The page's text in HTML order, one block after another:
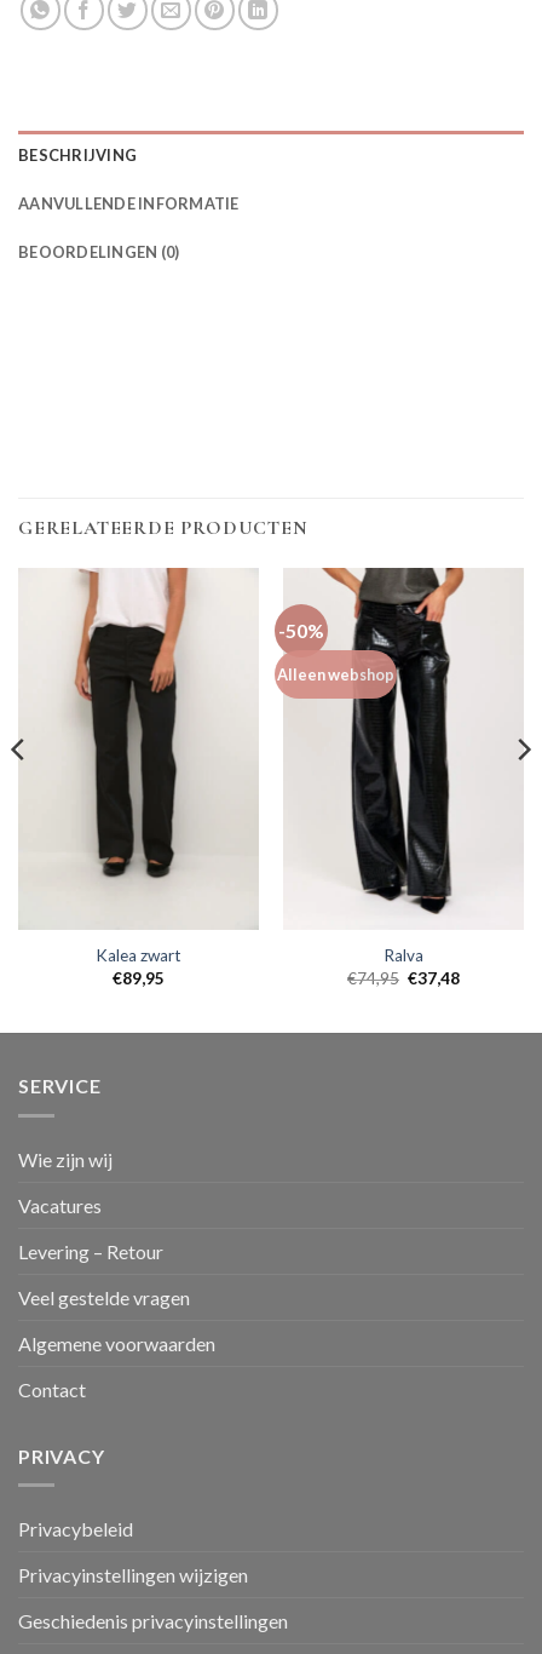
BESCHRIJVING
AANVULLENDE INFORMATIE
BEOORDELINGEN (0)
GERELATEERDE PRODUCTEN
Kalea zwart
€89,95
-50%
Alleen webshop
Ralva
€74,95 €37,48
SERVICE
Wie zijn wij
Vacatures
Levering – Retour
Veel gestelde vragen
Algemene voorwaarden
Contact
PRIVACY
Privacybeleid
Privacyinstellingen wijzigen
Geschiedenis privacyinstellingen